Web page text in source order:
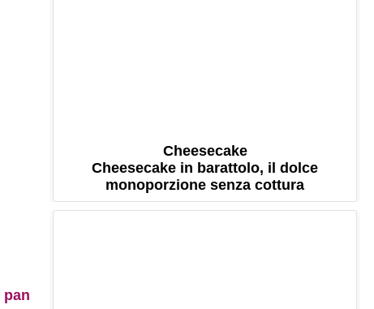
pan
Cheesecake
Cheesecake in barattolo, il dolce
monoporzione senza cottura